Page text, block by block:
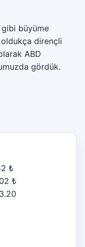
gibi büyüme
dirençli
ABD
gördük.
₺
₺